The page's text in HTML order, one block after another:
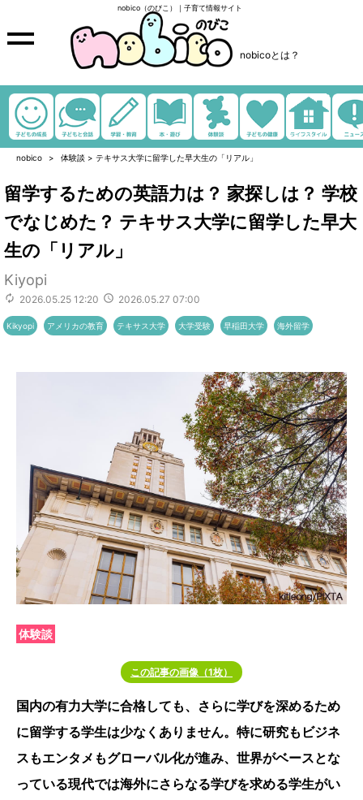
nobico（のびこ）｜子育て情報サイト
nobicoとは？
nobico 体験談 > テキサス大学に留学した早大生の「リアル」
留学するための英語力は？ 家探しは？ 学校
でなじめた？ テキサス大学に留学した早大
生の「リアル」
Kiyopi
2026.05.25 12:20 2026.05.27 07:00
Kikyopi アメリカの教育 テキサス大学 大学受験 早稲田大学 海外留学
体験談
この記事の画像（1枚）
国内の有力大学に合格しても、さらに学びを深めるため
に留学する学生は少なくありません。特に研究もビジネ
スもエンタメもグローバル化が進み、世界がベースとな
っている現代では海外にさらなる学びを求める学生がい